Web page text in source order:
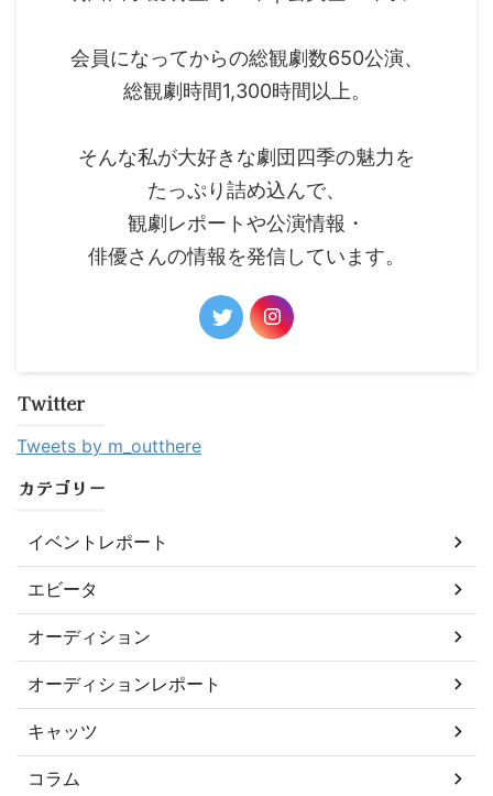
会員になってからの総観劇数650公演、
総観劇時間1,300時間以上。
そんな私が大好きな劇団四季の魅力を
たっぷり詰め込んで、
観劇レポートや公演情報・
俳優さんの情報を発信しています。
Twitter
Tweets by m_outthere
カテゴリー
イベントレポート
エビータ
オーディション
オーディションレポート
キャッツ
コラム